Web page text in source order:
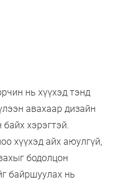
нь хүүхэд тэнд
авахаар дизайн
хэрэгтэй.
хүүхэд айх аюулгүй,
бодолцон
байршуулах нь